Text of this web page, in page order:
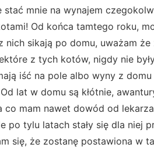
stać mnie na wynajem
Od końca tamtego roku,
nich sikają po domu, uważam
z tych kotów, nigdy nie
iść na pole albo wyny z
lat w domu są kłótnie,
co mam nawet dowód od
po tylu latach stały się dla niej
się, że zostanę postawiona w